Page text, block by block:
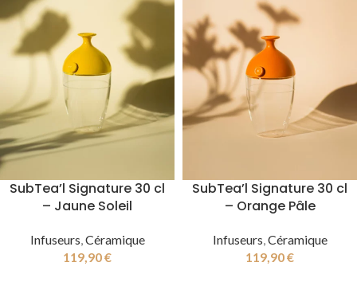
SubTea’l Signature 30 cl
– Jaune Soleil
Infuseurs,Céramique
119,90€
SubTea’l Signature 30 cl
– Orange Pâle
Infuseurs,Céramique
119,90€